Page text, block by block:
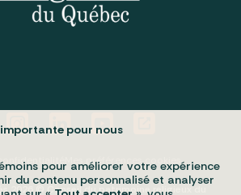
Mes préférences cookies
2026 © Conseil du patrimoine religieux du
pour nous
pour améliorer votre expérience
du contenu personnalisé et analyser